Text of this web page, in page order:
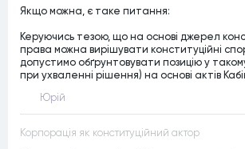
Якщо можна, є таке питання:
Керуючись тезою, що на основі джерел
права можна вирішувати конституційні
допустимо обґрунтовувати позицію у
при ухваленні рішення) на основі актів
Юрій
Корпорація як конституційний актор